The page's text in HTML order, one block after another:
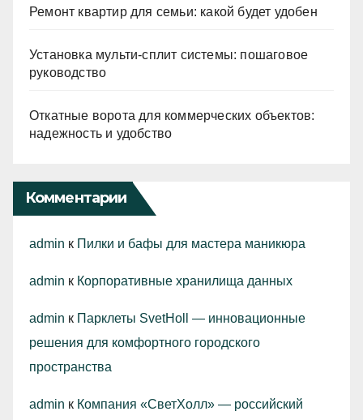
Ремонт квартир для семьи: какой будет удобен
Установка мульти-сплит системы: пошаговое
руководство
Откатные ворота для коммерческих объектов:
надежность и удобство
Комментарии
admin к Пилки и бафы для мастера маникюра
admin к Корпоративные хранилища данных
admin к Парклеты SvetHoll — инновационные
решения для комфортного городского
пространства
admin к Компания «СветХолл» — российский